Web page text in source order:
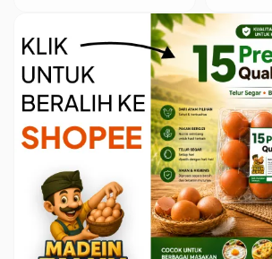
di Paris